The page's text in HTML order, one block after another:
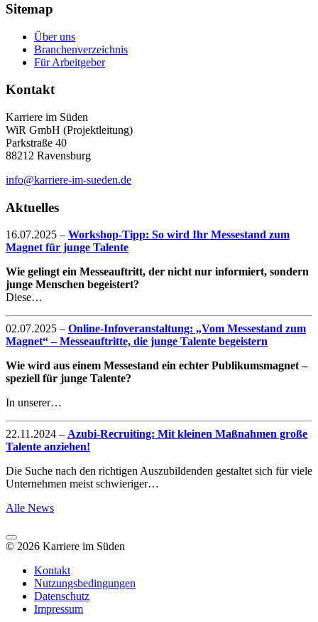
Sitemap
Über uns
Branchenverzeichnis
Für Arbeitgeber
Kontakt
Karriere im Süden
WiR GmbH (Projektleitung)
Parkstraße 40
88212 Ravensburg
info@karriere-im-sueden.de
Aktuelles
16.07.2025 – Workshop-Tipp: So wird Ihr Messestand zum
Magnet für junge Talente
Wie gelingt ein Messeauftritt, der nicht nur informiert, sondern
junge Menschen begeistert?
Diese…
02.07.2025 – Online-Infoveranstaltung: „Vom Messestand zum
Magnet“ – Messeauftritte, die junge Talente begeistern
Wie wird aus einem Messestand ein echter Publikumsmagnet –
speziell für junge Talente?
In unserer…
22.11.2024 – Azubi-Recruiting: Mit kleinen Maßnahmen große
Talente anziehen!
Die Suche nach den richtigen Auszubildenden gestaltet sich für viele
Unternehmen meist schwieriger…
Alle News
© 2026 Karriere im Süden
Kontakt
Nutzungsbedingungen
Datenschutz
Impressum